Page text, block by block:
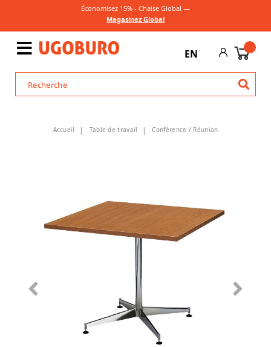
Économisez 15% - Chaise Global —
Magasinez Global
EN
Accueil Table de travail Conférence / Réunion